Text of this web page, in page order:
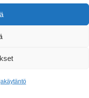
| VYBO Electric